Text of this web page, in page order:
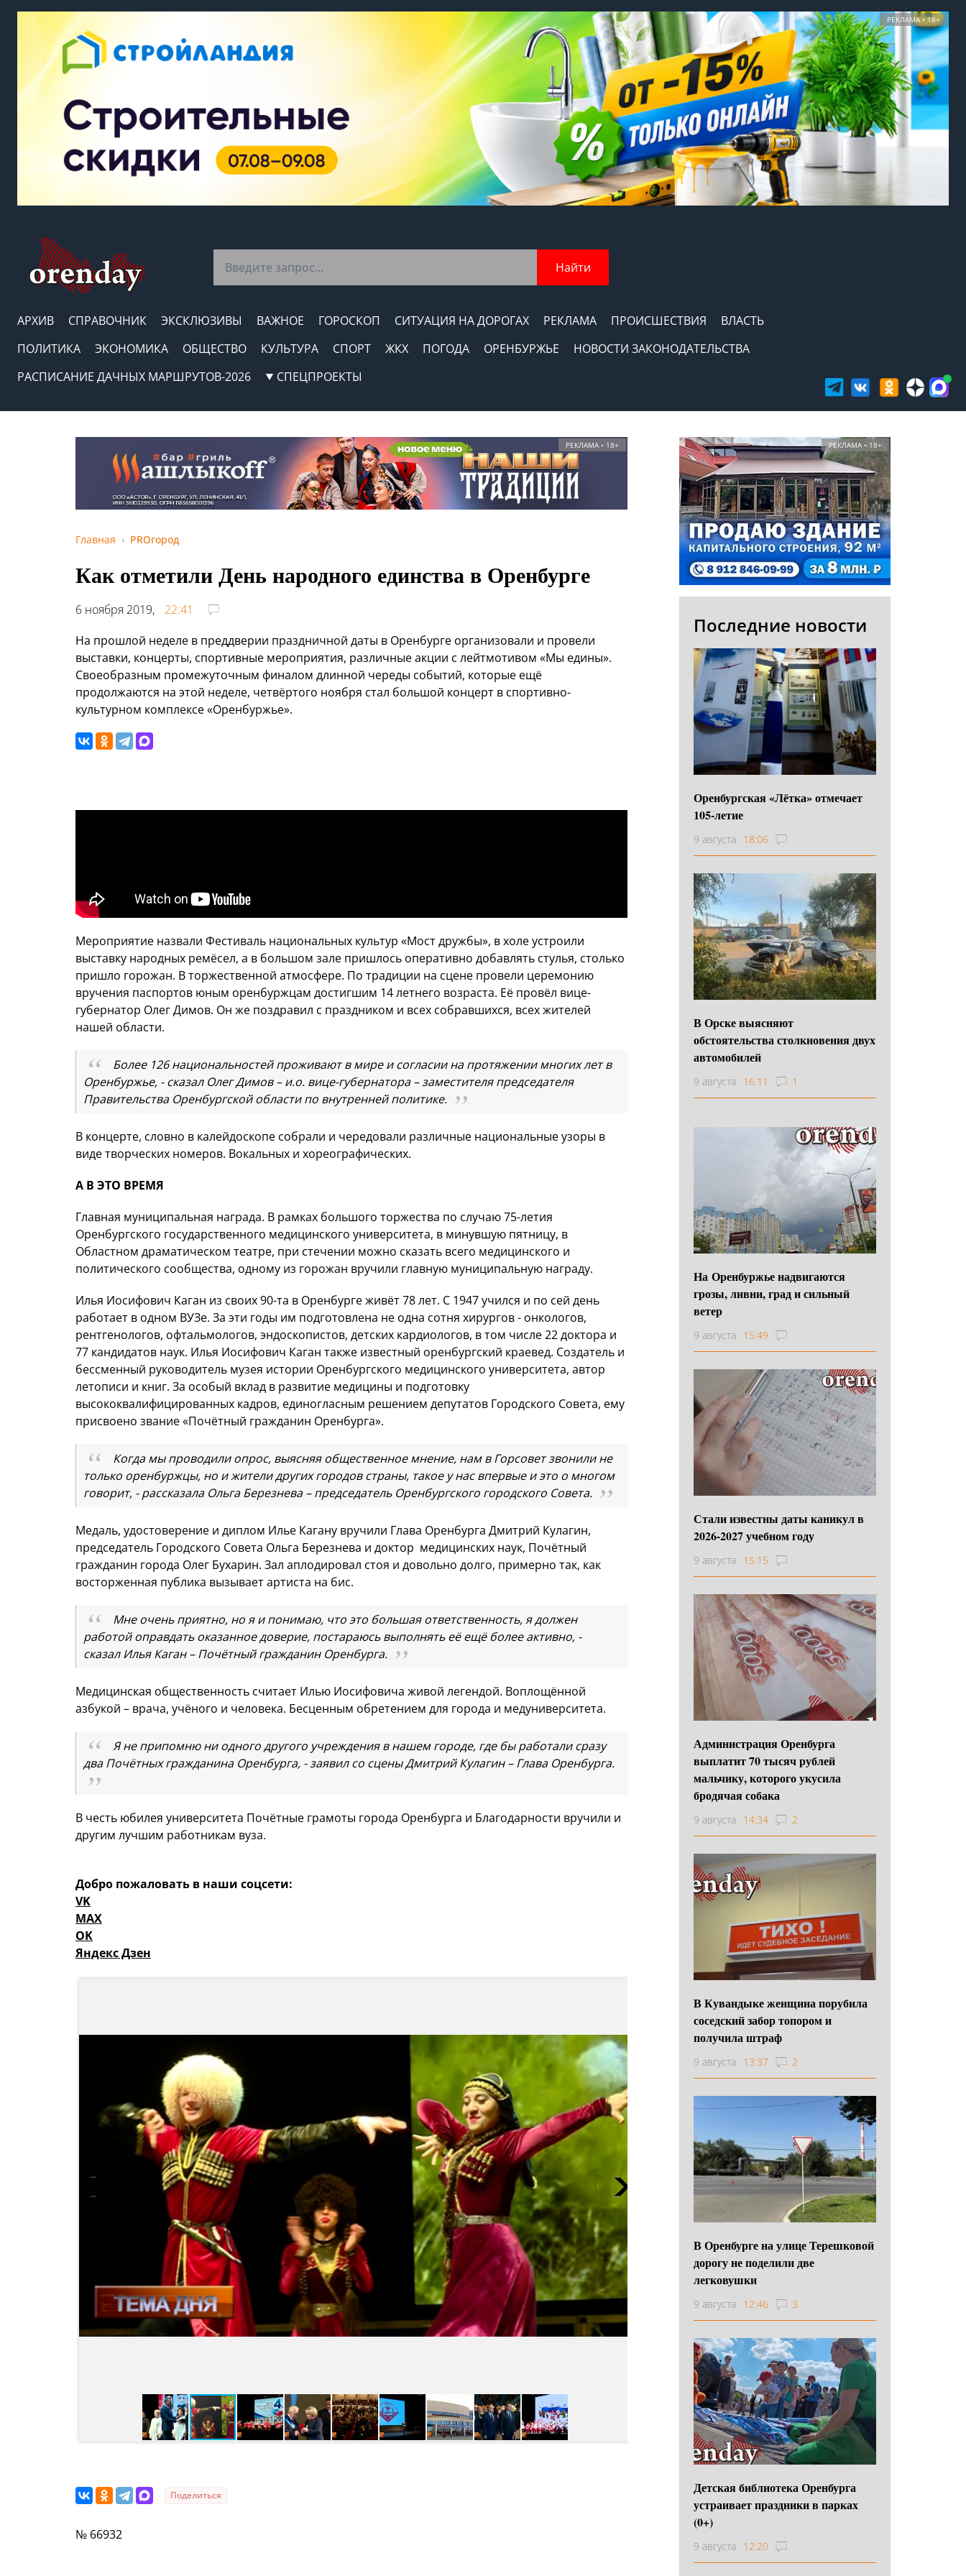
РЕКЛАМА • 18+
Найти
АРХИВ СПРАВОЧНИК ЭКСКЛЮЗИВЫ ВАЖНОЕ ГОРОСКОП СИТУАЦИЯ НА ДОРОГАХ РЕКЛАМА ПРОИСШЕСТВИЯ
ВЛАСТЬ
ПОЛИТИКА
ЭКОНОМИКА ОБЩЕСТВО КУЛЬТУРА СПОРТ ЖКХ ПОГОДА ОРЕНБУРЖЬЕ
НОВОСТИ ЗАКОНОДАТЕЛЬСТВА
РАСПИСАНИЕ ДАЧНЫХ МАРШРУТОВ-2026
СПЕЦПРОЕКТЫ
РЕКЛАМА • 18+
Главная PROгород
Как отметили День народного единства в Оренбурге
6 ноября 2019,
22:41
На прошлой неделе в преддверии праздничной даты в Оренбурге организовали и провели
выставки, концерты, спортивные мероприятия, различные акции с лейтмотивом «Мы едины».
Своеобразным промежуточным финалом длинной череды событий, которые ещё
продолжаются на этой неделе, четвёртого ноября стал большой концерт в спортивно-
культурном комплексе «Оренбуржье».
Мероприятие назвали Фестиваль национальных культур «Мост дружбы», в холе устроили
выставку народных ремёсел, а в большом зале пришлось оперативно добавлять стулья, столько
пришло горожан. В торжественной атмосфере. По традиции на сцене провели церемонию
вручения паспортов юным оренбуржцам достигшим 14 летнего возраста. Её провёл вице-
губернатор Олег Димов. Он же поздравил с праздником и всех собравшихся, всех жителей
нашей области.
Более 126 национальностей проживают в мире и согласии на протяжении многих лет в
Оренбуржье, - сказал Олег Димов – и.о. вице-губернатора – заместителя председателя
Правительства Оренбургской области по внутренней политике.
В концерте, словно в калейдоскопе собрали и чередовали различные национальные узоры в
виде творческих номеров. Вокальных и хореографических.
А В ЭТО ВРЕМЯ
Главная муниципальная награда. В рамках большого торжества по случаю 75-летия
Оренбургского государственного медицинского университета, в минувшую пятницу, в
Областном драматическом театре, при стечении можно сказать всего медицинского и
политического сообщества, одному из горожан вручили главную муниципальную награду.
Илья Иосифович Каган из своих 90-та в Оренбурге живёт 78 лет. С 1947 учился и по сей день
работает в одном ВУЗе. За эти годы им подготовлена не одна сотня хирургов - онкологов,
рентгенологов, офтальмологов, эндоскопистов, детских кардиологов, в том числе 22 доктора и
77 кандидатов наук. Илья Иосифович Каган также известный оренбургский краевед. Создатель и
бессменный руководитель музея истории Оренбургского медицинского университета, автор
летописи и книг. За особый вклад в развитие медицины и подготовку
высококвалифицированных кадров, единогласным решением депутатов Городского Совета, ему
присвоено звание «Почётный гражданин Оренбурга».
Когда мы проводили опрос, выясняя общественное мнение, нам в Горсовет звонили не
только оренбуржцы, но и жители других городов страны, такое у нас впервые и это о многом
говорит, - рассказала Ольга Березнева – председатель Оренбургского городского Совета.
Медаль, удостоверение и диплом Илье Кагану вручили Глава Оренбурга Дмитрий Кулагин,
председатель Городского Совета Ольга Березнева и доктор медицинских наук, Почётный
гражданин города Олег Бухарин. Зал аплодировал стоя и довольно долго, примерно так, как
восторженная публика вызывает артиста на бис.
Мне очень приятно, но я и понимаю, что это большая ответственность, я должен
работой оправдать оказанное доверие, постараюсь выполнять её ещё более активно, -
сказал Илья Каган – Почётный гражданин Оренбурга.
Медицинская общественность считает Илью Иосифовича живой легендой. Воплощённой
азбукой – врача, учёного и человека. Бесценным обретением для города и медуниверситета.
Я не припомню ни одного другого учреждения в нашем городе, где бы работали сразу
два Почётных гражданина Оренбурга, - заявил со сцены Дмитрий Кулагин – Глава Оренбурга.
В честь юбилея университета Почётные грамоты города Оренбурга и Благодарности вручили и
другим лучшим работникам вуза.
Добро пожаловать в наши соцсети:
VK
MAX
OK
Яндекс Дзен
Поделиться
№ 66932
РЕКЛАМА • 18+
Последние новости
Оренбургская «Лётка» отмечает
105-летие
9 августа 18:06
В Орске выясняют
обстоятельства столкновения двух
автомобилей
9 августа 16:11 1
На Оренбуржье надвигаются
грозы, ливни, град и сильный
ветер
9 августа 15:49
Стали известны даты каникул в
2026-2027 учебном году
9 августа 15:15
Администрация Оренбурга
выплатит 70 тысяч рублей
мальчику, которого укусила
бродячая собака
9 августа 14:34 2
В Кувандыке женщина порубила
соседский забор топором и
получила штраф
9 августа 13:37 2
В Оренбурге на улице Терешковой
дорогу не поделили две
легковушки
9 августа 12:46 3
Детская библиотека Оренбурга
устраивает праздники в парках
(0+)
9 августа 12:20